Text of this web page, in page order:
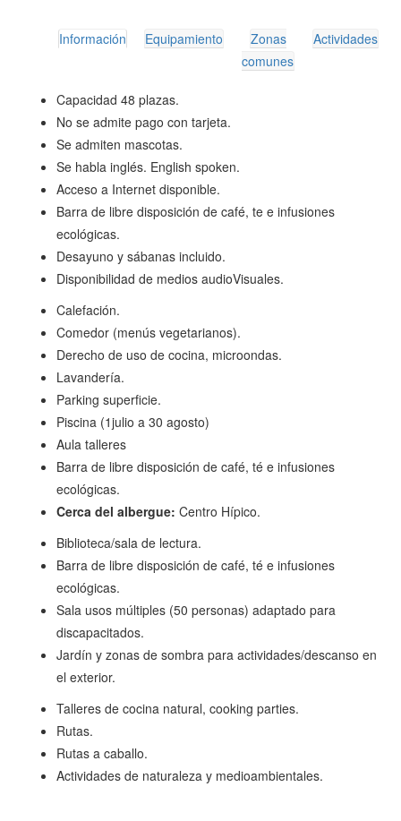
Información Equipamiento
Zonas
comunes
Actividades
Capacidad 48 plazas.
No se admite pago con tarjeta.
Se admiten mascotas.
Se habla inglés. English spoken.
Acceso a Internet disponible.
Barra de libre disposición de café, te e infusiones
ecológicas.
Desayuno y sábanas incluido.
Disponibilidad de medios audioVisuales.
Calefación.
Comedor (menús vegetarianos).
Derecho de uso de cocina, microondas.
Lavandería.
Parking superficie.
Piscina (1julio a 30 agosto)
Aula talleres
Barra de libre disposición de café, té e infusiones
ecológicas.
Cerca del albergue: Centro Hípico.
Biblioteca/sala de lectura.
Barra de libre disposición de café, té e infusiones
ecológicas.
Sala usos múltiples (50 personas) adaptado para
discapacitados.
Jardín y zonas de sombra para actividades/descanso en
el exterior.
Talleres de cocina natural, cooking parties.
Rutas.
Rutas a caballo.
Actividades de naturaleza y medioambientales.